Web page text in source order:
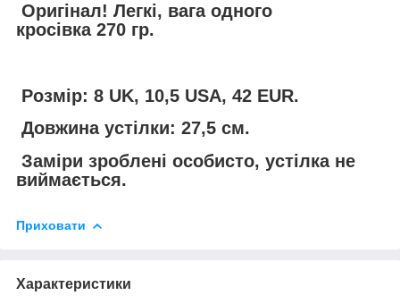
Оригінал! Легкі, вага одного
кросівка 270 гр.
Розмір: 8 UK, 10,5 USA, 42 EUR.
Довжина устілки: 27,5 см.
Заміри зроблені особисто, устілка не
виймається.
Приховати
Характеристики